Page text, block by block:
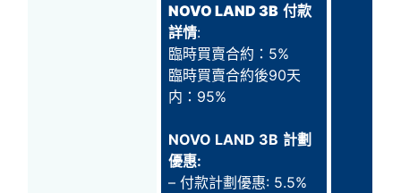
NOVO LAND 3B 付款
詳情:
臨時買賣合約：5%
臨時買賣合約後90天
内：95%
NOVO LAND 3B 計劃
優惠:
– 付款計劃優惠: 5.5%